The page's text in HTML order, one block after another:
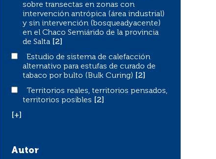
sobre transectas en zonas con
intervención antrópica (área industrial)
y sin intervención (bosqueadyacente)
en el Chaco Semiárido de la provincia
de Salta
[2]
Estudio de sistema de calefacción alternativo para
Estudio de sistema de calefacción
alternativo para estufas de curado de
tabaco por bulto (Bulk Curing)
[2]
Territorios reales, territorios pensados, territorios
Territorios reales, territorios pensados,
territorios posibles
[2]
[+]
Autor